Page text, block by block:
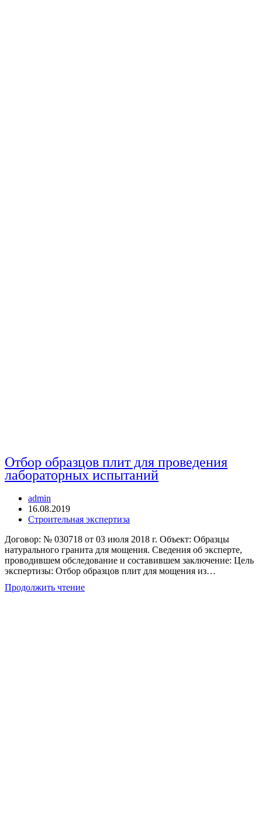
Отбор образцов плит для проведения
лабораторных испытаний
Автор
записи:
admin
Запись
опубликована:
16.08.2019
Рубрика
Строительная экспертиза
Договор: № 030718 от 03 июля 2018 г. Объект: Образцы
натурального гранита для мощения. Сведения об эксперте,
проводившем обследование и составившем заключение: Цель
экспертизы: Отбор образцов плит для мощения из…
Продолжить чтениеОтбор